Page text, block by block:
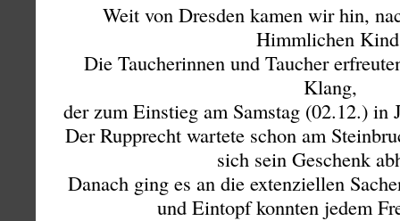
Weit von Dresden kamen wir hin,
Himmlichen
Die Taucherinnen und Taucher
Klang,
der zum Einstieg am Samstag (02.12.) in
Der Rupprecht wartete schon am
sich sein Geschenk
Danach ging es an die extenziellen
und Eintopf konnten jedem